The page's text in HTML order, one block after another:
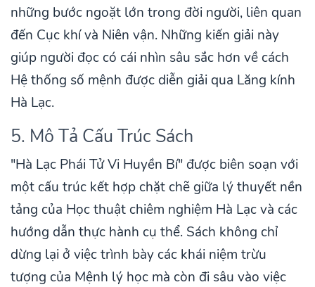
những bước ngoặt lớn trong đời người, liên quan
đến Cục khí và Niên vận. Những kiến giải này
giúp người đọc có cái nhìn sâu sắc hơn về cách
Hệ thống số mệnh được diễn giải qua Lăng kính
Hà Lạc.
5. Mô Tả Cấu Trúc Sách
"Hà Lạc Phái Tử Vi Huyền Bí" được biên soạn với
một cấu trúc kết hợp chặt chẽ giữa lý thuyết nền
tảng của Học thuật chiêm nghiệm Hà Lạc và các
hướng dẫn thực hành cụ thể. Sách không chỉ
dừng lại ở việc trình bày các khái niệm trừu
tượng của Mệnh lý học mà còn đi sâu vào việc